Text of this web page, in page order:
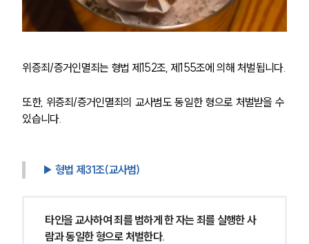
위증죄/증거인멸죄는 형법 제152조, 제155조에 의해 처벌됩니다.
또한, 위증죄/증거인멸죄의 교사범도 동일한 형으로 처벌받을 수
있습니다.
▶ 형법 제31조(교사범)
타인을 교사하여 죄를 범하게 한 자는 죄를 실행한 사
람과 동일한 형으로 처벌한다.